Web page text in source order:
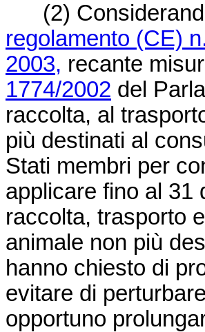
(2)
regolamento (CE)
2003, recante
1774/2002 del
raccolta, al
più destinati al
Stati membri per
applicare fino al 31
raccolta, trasporto
animale non più
hanno chiesto di
evitare di
opportuno